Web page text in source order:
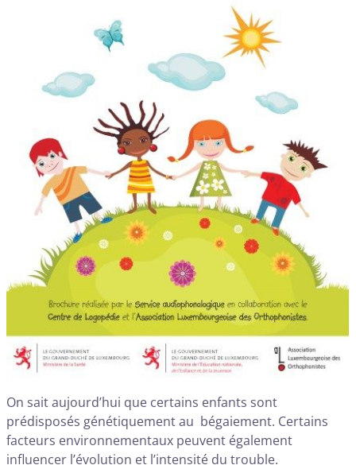
On sait aujourd’hui que certains enfants sont
prédisposés génétiquement au bégaiement. Certains
facteurs environnementaux peuvent également
influencer l’évolution et l’intensité du trouble.